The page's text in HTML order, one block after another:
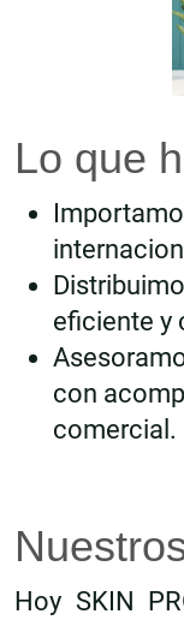
Lo que
eficiente y
con
comercial.
Hoy SKIN